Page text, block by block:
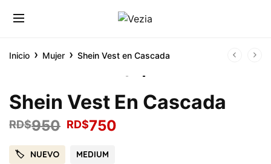
Inicio › Mujer › Shein Vest en Cascada
Shein Vest En Cascada
RD$950 RD$750
NUEVO MEDIUM